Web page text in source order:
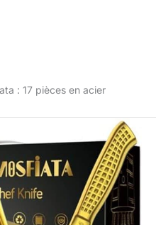
: 17 pièces en acier